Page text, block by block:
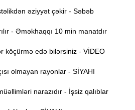
əziyyət çəkir - Səbəb
- Əməkhaqqı 10 min manatdır
edə bilərsiniz - VİDEO
olmayan rayonlar - SİYAHI
narazıdır - İşsiz qalıblar